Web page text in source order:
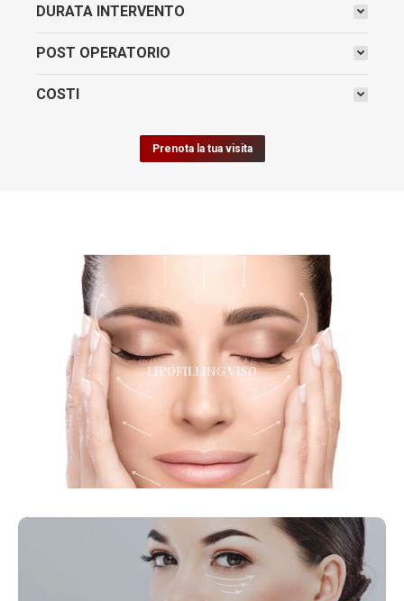
DURATA INTERVENTO
POST OPERATORIO
COSTI
Prenota la tua visita
LIPOFILLING VISO
LIPOFILLING VISO
L’alternativa naturale ai filler!
HIFU - IL LIFTING NON CHIRURGICO